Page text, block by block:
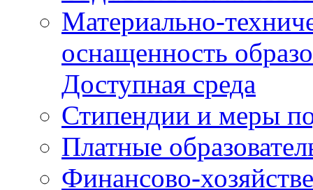
Материально-
оснащенность
Доступная среда
Стипендии и меры
Платные
Финансово-